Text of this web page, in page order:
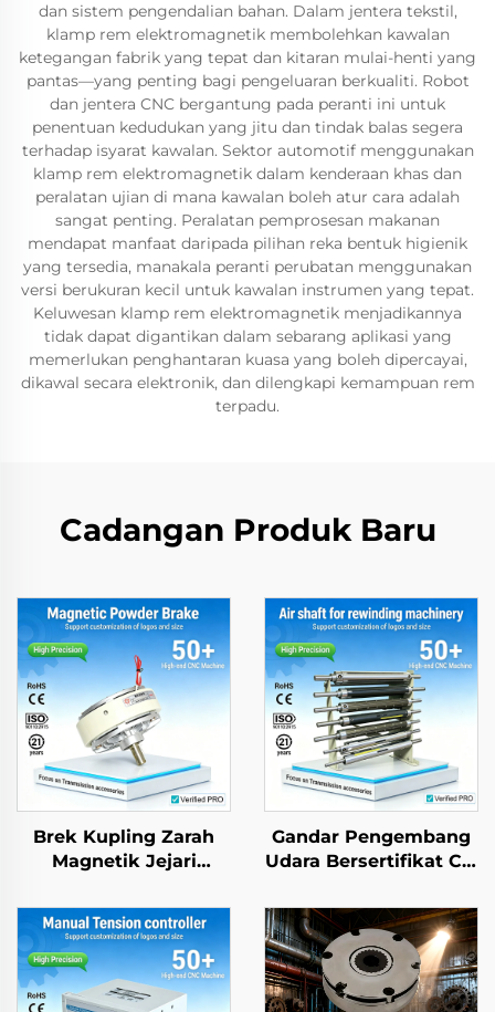
dan sistem pengendalian bahan. Dalam jentera tekstil,
klamp rem elektromagnetik membolehkan kawalan
ketegangan fabrik yang tepat dan kitaran mulai-henti yang
pantas—yang penting bagi pengeluaran berkualiti. Robot
dan jentera CNC bergantung pada peranti ini untuk
penentuan kedudukan yang jitu dan tindak balas segera
terhadap isyarat kawalan. Sektor automotif menggunakan
klamp rem elektromagnetik dalam kenderaan khas dan
peralatan ujian di mana kawalan boleh atur cara adalah
sangat penting. Peralatan pemprosesan makanan
mendapat manfaat daripada pilihan reka bentuk higienik
yang tersedia, manakala peranti perubatan menggunakan
versi berukuran kecil untuk kawalan instrumen yang tepat.
Keluwesan klamp rem elektromagnetik menjadikannya
tidak dapat digantikan dalam sebarang aplikasi yang
memerlukan penghantaran kuasa yang boleh dipercayai,
dikawal secara elektronik, dan dilengkapi kemampuan rem
terpadu.
Cadangan Produk Baru
Brek Kupling Zarah
Magnetik Jejari
Tinggi Piawaian OEM
DIN Baharu
Gandar Pengembang
Udara Bersertifikat CE,
Aluminium, Rol Tekstil
Bergeseran Rendah